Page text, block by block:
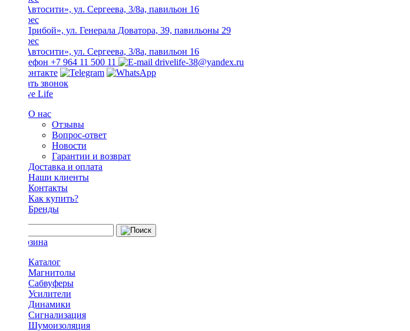
ТЦ «Автосити», ул. Сергеева, 3/8а, павильон 16
ТЦ «Прибой», ул. Генерала Доватора, 39, павильоны 29
ТЦ «Автосити», ул. Сергеева, 3/8а, павильон 16
+7 964 11 500 11
drivelife-38@yandex.ru
Заказать звонок
О нас
Отзывы
Вопрос-ответ
Новости
Гарантии и возврат
Доставка и оплата
Наши клиенты
Контакты
Как купить?
Бренды
Каталог
Магнитолы
Сабвуферы
Усилители
Динамики
Сигнализация
Шумоизоляция